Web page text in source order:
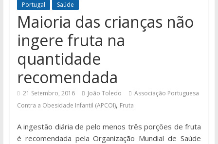
Portugal Saúde
Maioria das crianças não
ingere fruta na
quantidade
recomendada
21 Setembro, 2016 João Toledo
Associação Portuguesa
Contra a Obesidade Infantil (APCOI), Fruta
A ingestão diária de pelo menos três porções de fruta
é recomendada pela Organização Mundial de Saúde